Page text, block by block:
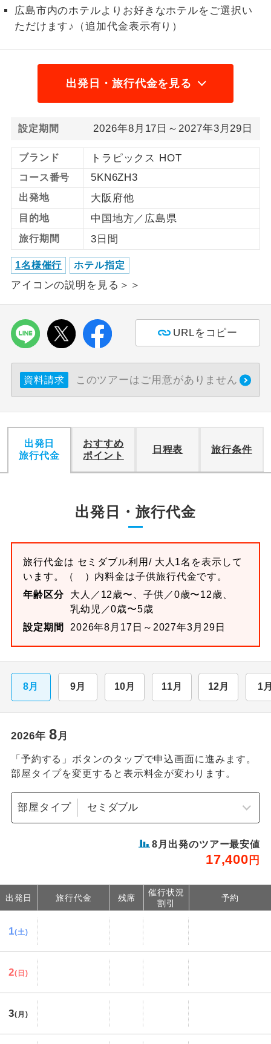
広島市内のホテルよりお好きなホテルをご選択い
ただけます♪（追加代金表示有り）
出発日・旅行代金を見る
設定期間 2026年8月17日～2027年3月29日
ブランド トラピックス HOT
コース番号 5KN6ZH3
出発地 大阪府他
目的地 中国地方／広島県
旅行期間 3日間
1名様催行 ホテル指定
アイコンの説明を見る＞＞
URLをコピー
資料請求 このツアーはご用意がありません
出発日
旅行代金
おすすめ
ポイント
日程表 旅行条件
出発日・旅行代金
旅行代金は セミダブル利用/ 大人1名を表示して
います。
（ ）内料金は子供旅行代金です。
年齢区分
大人／12歳〜、子供／0歳〜12歳、
乳幼児／0歳〜5歳
設定期間
2026年8月17日～2027年3月29日
8月 9月 10月 11月 12月 1
2026年 8月
「予約する」ボタンのタップで申込画面に進みます。
部屋タイプを変更すると表示料金が変わります。
部屋タイプ
8 月出発のツアー最安値
17,400 円
出発日 旅行代金 残席
催行状況
割引
予約
1(土)
2(日)
3(月)
2名様催行
2名様から出発可能な個人型プランで
す。
加限定
1名様1室同代
1名様1室利用でも追加料金がかからない
ご夫婦限定
す。
女性限定
女性限定でご参加いただけるコースで
す。
年齢制限あり
ご参加にあたり年齢に制限があるコース
です。
航空会社指定
利用航空会社が指定なので、ご出発の計
画にとても便利です。
おひとり様バ
ス2席利用
おひとり様でバス席を2席利⽤できま
す。